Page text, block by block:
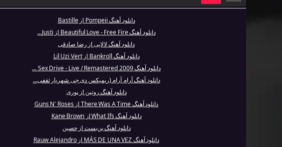
دانلود آهنگ Pompeii از Bastille
دانلود آهنگ Beautiful Love - Free Fire از Justi...
دانلود آهنگ لالایی از رضا صادقی
دانلود آهنگ Bankroll از Lil Uzi Vert
دانلود آهنگ Sex Drive - Live / Remastered 2009 ...
دانلود آهنگ آرام آرام (ریمیکس دی جی شهریار ثقفی...
دانلود آهنگ روتین از پوری
دانلود آهنگ There Was A Time از Guns N' Roses
دانلود آهنگ What Ifs از Kane Brown
دانلود آهنگ بن‌بست از حصین
دانلود آهنگ MÁS DE UNA VEZ از Rauw Alejandro